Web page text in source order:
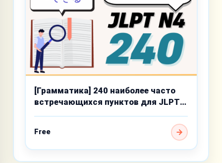
[Грамматика] 240 наиболее часто
встречающихся пунктов для JLPT
N4
Free